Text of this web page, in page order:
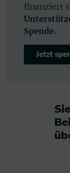
finanziert
Spende.
Jetzt